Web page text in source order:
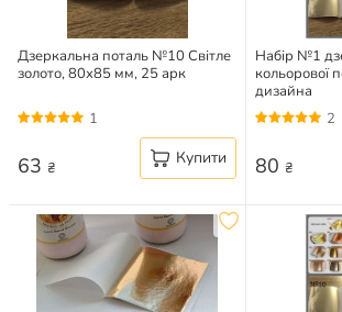
Дзеркальна поталь №10 Світле
золото, 80х85 мм, 25 арк
1
63 ₴ Купити
Набір №1
кольорової
дизайна
2
80 ₴